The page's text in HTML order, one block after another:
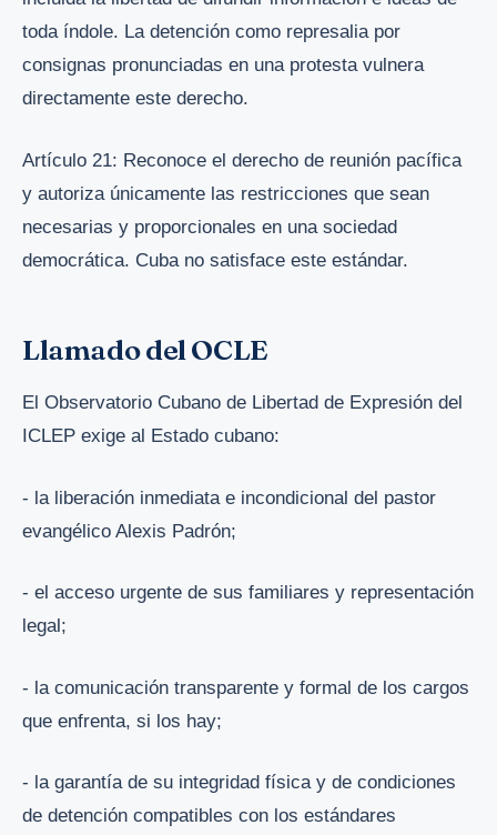
toda índole. La detención como represalia por
consignas pronunciadas en una protesta vulnera
directamente este derecho.
Artículo 21: Reconoce el derecho de reunión pacífica
y autoriza únicamente las restricciones que sean
necesarias y proporcionales en una sociedad
democrática. Cuba no satisface este estándar.
Llamado del OCLE
El Observatorio Cubano de Libertad de Expresión del
ICLEP exige al Estado cubano:
- la liberación inmediata e incondicional del pastor
evangélico Alexis Padrón;
- el acceso urgente de sus familiares y representación
legal;
- la comunicación transparente y formal de los cargos
que enfrenta, si los hay;
- la garantía de su integridad física y de condiciones
de detención compatibles con los estándares